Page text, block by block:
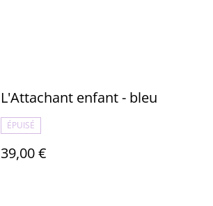
L'Attachant enfant - bleu
ÉPUISÉ
39,00 €